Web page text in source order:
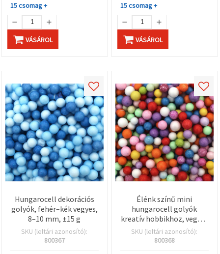
15 csomag +
VÁSÁROL
15 csomag +
VÁSÁROL
Hungarocell dekorációs
golyók, fehér–kék vegyes,
8–10 mm, ±15 g
SKU (leltári azonosító):
800367
Élénk színű mini
hungarocell golyók
kreatív hobbikhoz, vegyes
színek, 3–4 mm, 15 g
SKU (leltári azonosító):
800368